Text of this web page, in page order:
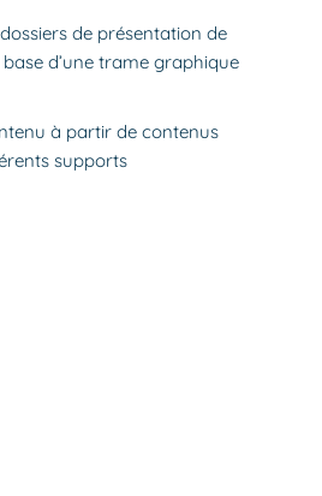
de présentation de
d’une trame graphique
à partir de contenus
supports